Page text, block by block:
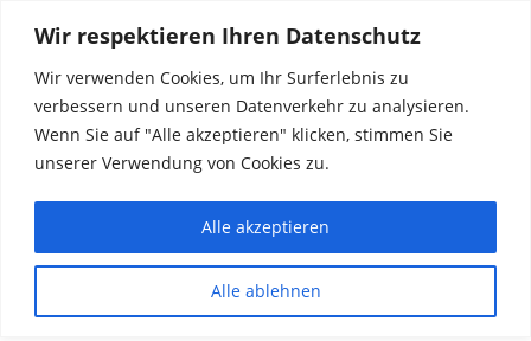
Wir respektieren Ihren Datenschutz
Wir verwenden Cookies, um Ihr Surferlebnis zu
verbessern und unseren Datenverkehr zu analysieren.
Wenn Sie auf "Alle akzeptieren" klicken, stimmen Sie
unserer Verwendung von Cookies zu.
Alle ablehnen
Alle akzeptieren
Dinge die mich interessieren diskutieren